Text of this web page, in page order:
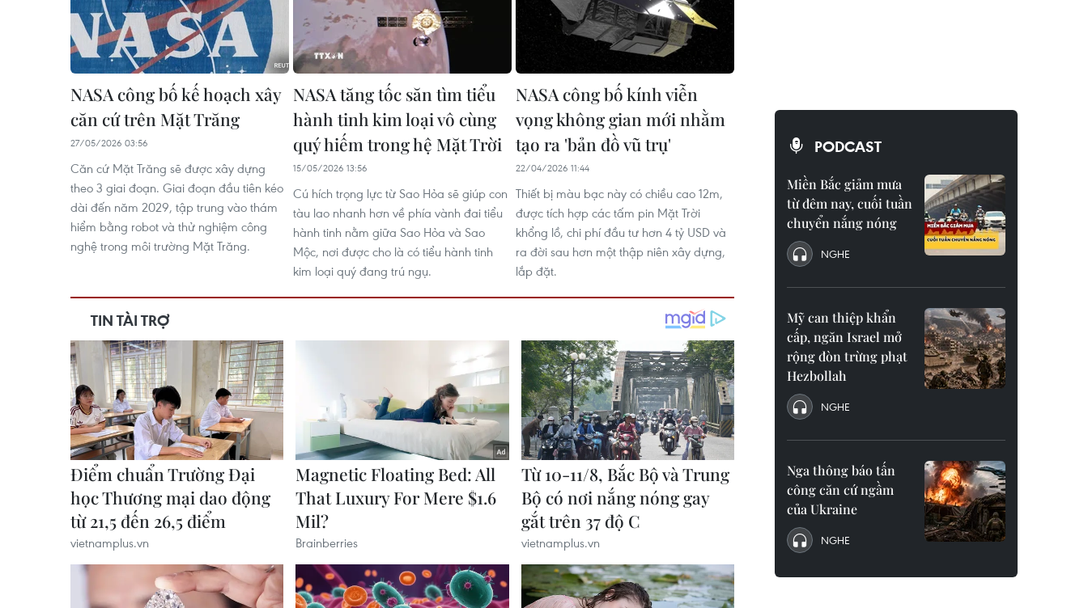
NASA công bố kế hoạch xây
căn cứ trên Mặt Trăng
27/05/2026 03:56
Căn cứ Mặt Trăng sẽ được xây dựng
theo 3 giai đoạn. Giai đoạn đầu tiên kéo
dài đến năm 2029, tập trung vào thám
hiểm bằng robot và thử nghiệm công
nghệ trong môi trường Mặt Trăng.
NASA tăng tốc săn tìm tiểu
hành tinh kim loại vô cùng
quý hiếm trong hệ Mặt Trời
15/05/2026 13:56
Cú hích trọng lực từ Sao Hỏa sẽ giúp con
tàu lao nhanh hơn về phía vành đai tiểu
hành tinh nằm giữa Sao Hỏa và Sao
Mộc, nơi được cho là có tiểu hành tinh
kim loại quý đang trú ngụ.
NASA công bố kính viễn
vọng không gian mới nhằm
tạo ra 'bản đồ vũ trụ'
22/04/2026 11:44
Thiết bị màu bạc này có chiều cao 12m,
được tích hợp các tấm pin Mặt Trời
khổng lồ, chi phí đầu tư hơn 4 tỷ USD và
ra đời sau hơn một thập niên xây dựng,
lắp đặt.
PODCAST
Miền Bắc giảm mưa
từ đêm nay, cuối tuần
chuyển nắng nóng
NGHE
Mỹ can thiệp khẩn
cấp, ngăn Israel mở
rộng đòn trừng phạt
Hezbollah
NGHE
Nga thông báo tấn
công căn cứ ngầm
của Ukraine
NGHE